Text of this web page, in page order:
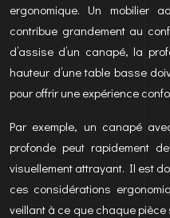
ergonomique. Un mobilier
contribue grandement au
d’assise d’un canapé, la
hauteur d’une table basse
pour offrir une expérience
Par exemple, un canapé
profonde peut rapidement
visuellement attrayant. Il est
ces considérations
veillant à ce que chaque